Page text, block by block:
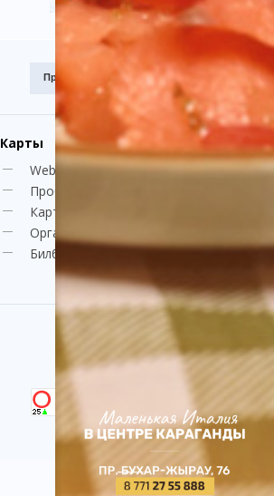
Премия Award.kz 2015. I место
Карты
Web-камеры
Пробки
Карта Караганды
Организации
Билборды